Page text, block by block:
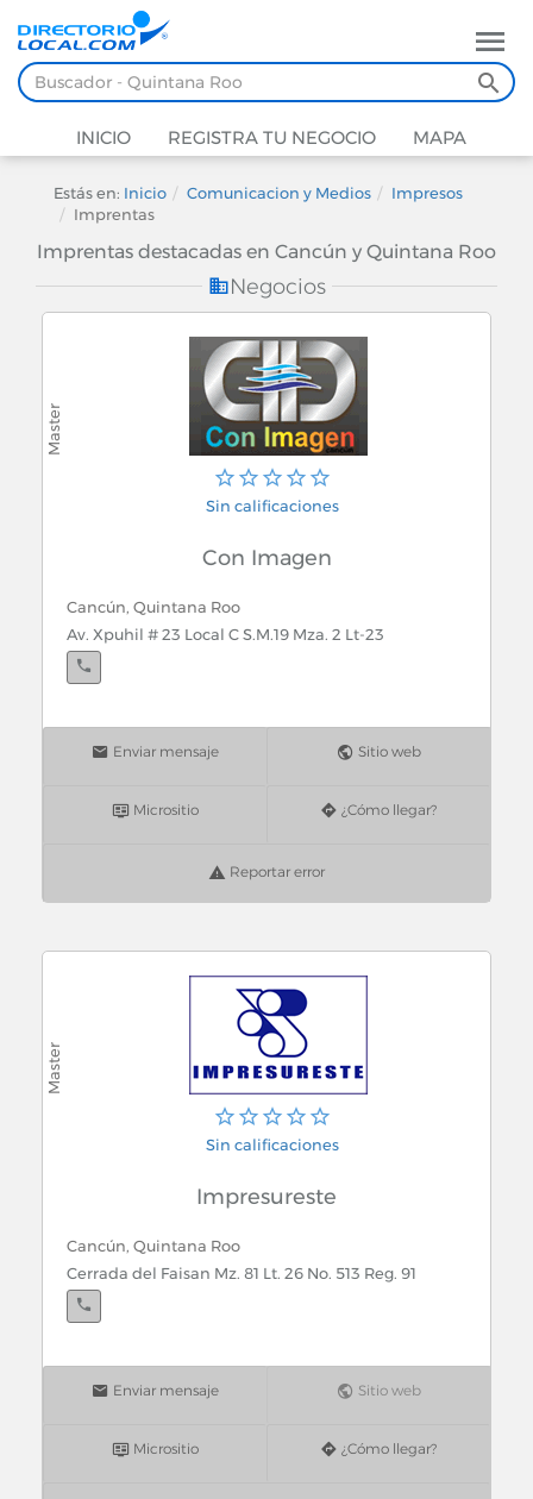
INICIO REGISTRA TU NEGOCIO MAPA
Estás en: Inicio Comunicacion y Medios
Impresos
Imprentas
Imprentas destacadas en Cancún y Quintana Roo
Negocios
Sin calificaciones
Con Imagen
Cancún, Quintana Roo
Av. Xpuhil # 23 Local C S.M.19 Mza. 2 Lt-23
Enviar mensaje Sitio web
Micrositio ¿Cómo llegar?
Reportar error
Sin calificaciones
Impresureste
Cancún, Quintana Roo
Cerrada del Faisan Mz. 81 Lt. 26 No. 513 Reg. 91
Enviar mensaje Sitio web
Micrositio ¿Cómo llegar?